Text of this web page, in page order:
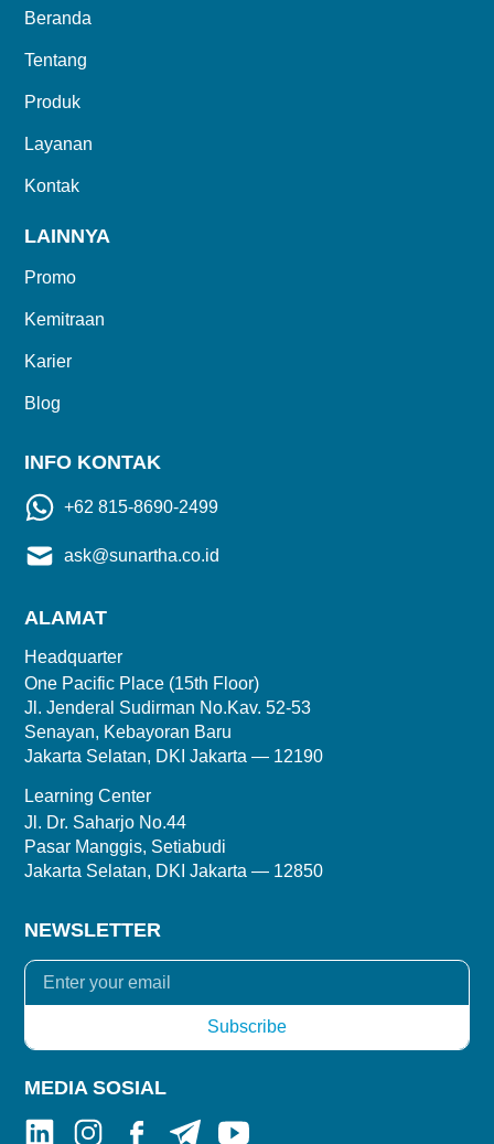
Beranda
Tentang
Produk
Layanan
Kontak
LAINNYA
Promo
Kemitraan
Karier
Blog
INFO KONTAK
+62 815-8690-2499
ask@sunartha.co.id
ALAMAT
Headquarter
One Pacific Place (15th Floor)
Jl. Jenderal Sudirman No.Kav. 52-53
Senayan, Kebayoran Baru
Jakarta Selatan, DKI Jakarta — 12190
Learning Center
Jl. Dr. Saharjo No.44
Pasar Manggis, Setiabudi
Jakarta Selatan, DKI Jakarta — 12850
NEWSLETTER
MEDIA SOSIAL